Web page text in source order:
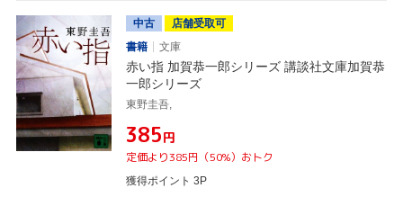
中古
店舗受取可
書籍
文庫
赤い指 加賀恭一郎シリーズ 講談社文庫加賀恭
一郎シリーズ
東野圭吾,
¥385円
定価より385円（50%）おトク
獲得ポイント 3P